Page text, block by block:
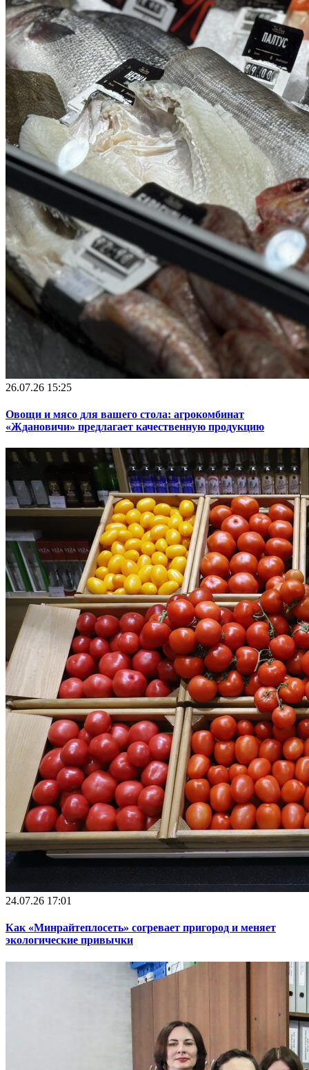
26.07.26 15:25
Овощи и мясо для вашего стола: агрокомбинат
«Ждановичи» предлагает качественную продукцию
24.07.26 17:01
Как «Минрайтеплосеть» согревает пригород и меняет
экологические привычки